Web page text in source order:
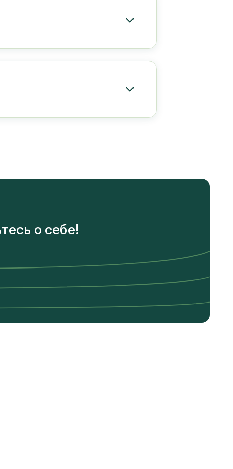
о себе!